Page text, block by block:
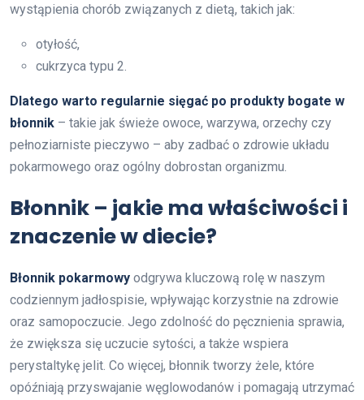
wystąpienia chorób związanych z dietą, takich jak:
otyłość,
cukrzyca typu 2.
Dlatego warto regularnie sięgać po produkty bogate w
błonnik – takie jak świeże owoce, warzywa, orzechy czy
pełnoziarniste pieczywo – aby zadbać o zdrowie układu
pokarmowego oraz ogólny dobrostan organizmu.
Błonnik – jakie ma właściwości i
znaczenie w diecie?
Błonnik pokarmowy odgrywa kluczową rolę w naszym
codziennym jadłospisie, wpływając korzystnie na zdrowie
oraz samopoczucie. Jego zdolność do pęcznienia sprawia,
że zwiększa się uczucie sytości, a także wspiera
perystaltykę jelit. Co więcej, błonnik tworzy żele, które
opóźniają przyswajanie węglowodanów i pomagają utrzymać